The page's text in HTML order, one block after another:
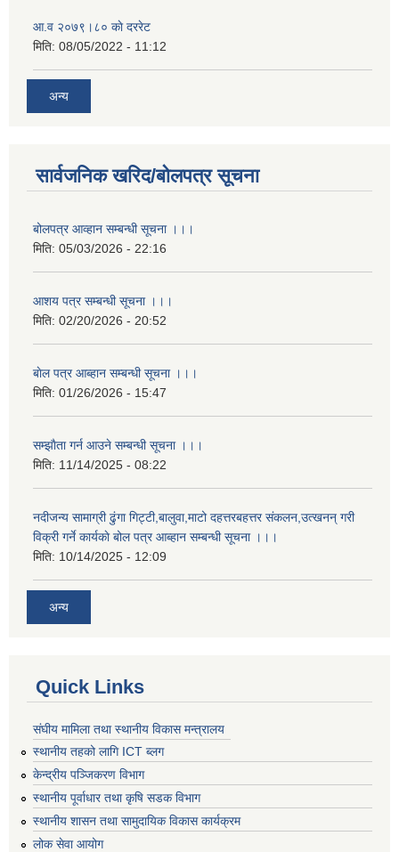
आ.व २०७९।८० काे दररेट
मिति: 08/05/2022 - 11:12
अन्य
सार्वजनिक खरिद/बोलपत्र सूचना
बोलपत्र आव्हान सम्बन्धी सूचना ।।।
मिति: 05/03/2026 - 22:16
आशय पत्र सम्बन्धी सूचना ।।।
मिति: 02/20/2026 - 20:52
बाेल पत्र आब्हान सम्बन्धी सूचना ।।।
मिति: 01/26/2026 - 15:47
सम्झाैता गर्न आउने सम्बन्धी सूचना ।।।
मिति: 11/14/2025 - 08:22
नदीजन्य सामाग्री ढुंगा गिट्टी,बालुवा,माटो दहत्तरबहत्तर संकलन,उत्खनन् गरी
विक्री गर्ने कार्यकाे बोल पत्र आब्हान सम्बन्धी सूचना ।।।
मिति: 10/14/2025 - 12:09
अन्य
Quick Links
संघीय मामिला तथा स्थानीय विकास मन्त्रालय
स्थानीय तहको लागि ICT ब्लग
केन्द्रीय पञ्जिकरण विभाग
स्थानीय पूर्वाधार तथा कृषि सडक विभाग
स्थानीय शासन तथा सामुदायिक विकास कार्यक्रम
लोक सेवा आयोग